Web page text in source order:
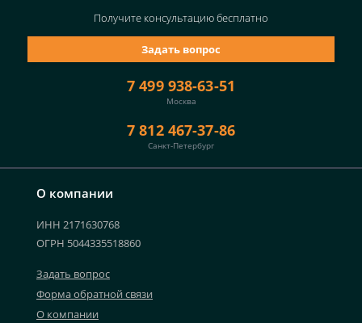
О компании
ИНН 2171630768
ОГРН 5044335518860
Задать вопрос
Форма обратной связи
О компании
7 499 938-63-51
Москва
7 812 467-37-86
Санкт-Петербург
Задать вопрос
Получите консультациюбесплатно